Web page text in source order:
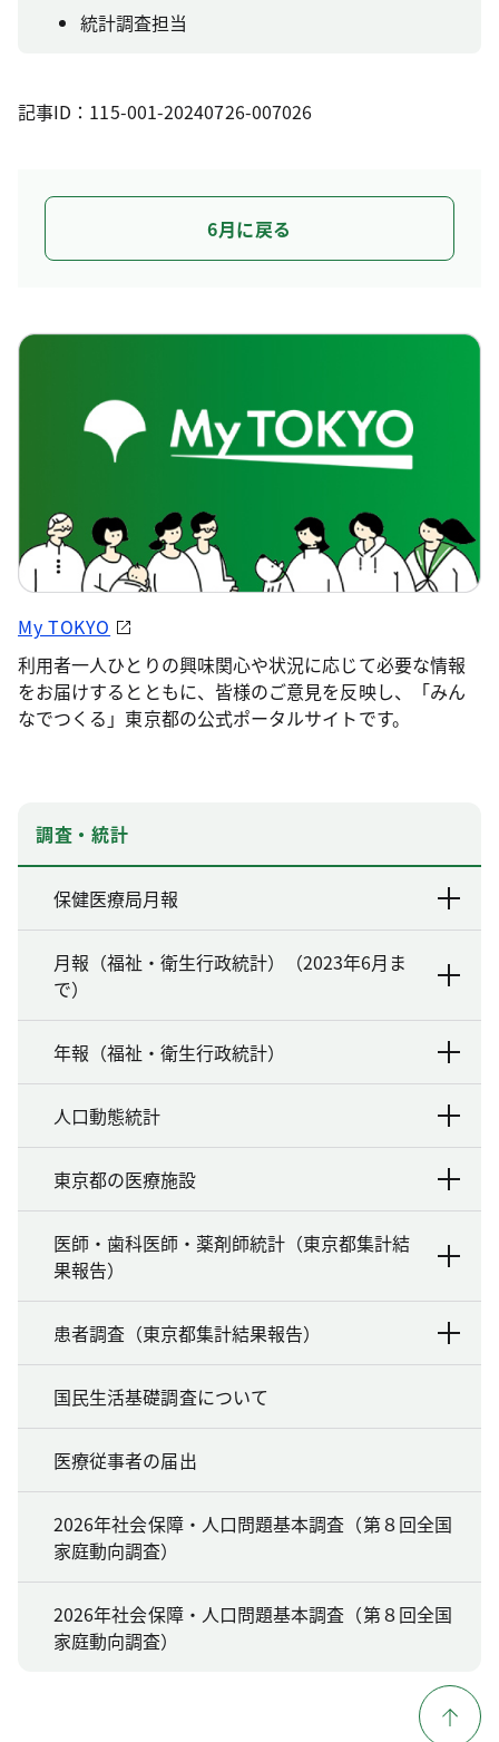
統計調査担当
記事ID：115-001-20240726-007026
6月に戻る
My TOKYO
利用者一人ひとりの興味関心や状況に応じて必要な情報
をお届けするとともに、皆様のご意見を反映し、「みん
なでつくる」東京都の公式ポータルサイトです。
調査・統計
保健医療局月報
月報（福祉・衛生行政統計）（2023年6月ま
で）
年報（福祉・衛生行政統計）
人口動態統計
東京都の医療施設
医師・歯科医師・薬剤師統計（東京都集計結
果報告）
患者調査（東京都集計結果報告）
国民生活基礎調査について
医療従事者の届出
2026年社会保障・人口問題基本調査（第８回全国
家庭動向調査）
2026年社会保障・人口問題基本調査（第８回全国
家庭動向調査）